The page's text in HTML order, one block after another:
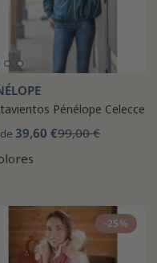
Pénélope Celecce
39,60 €99,00 €
-25%